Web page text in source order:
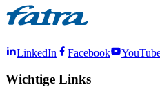
LinkedIn Facebook
Wichtige Links